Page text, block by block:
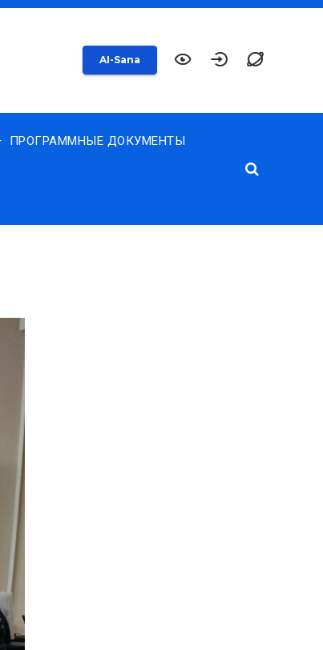
AI-Sana
ПРОГРАММНЫЕ ДОКУМЕНТЫ